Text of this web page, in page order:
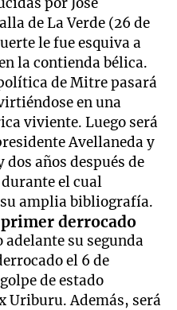
de La Verde (26 de
le fue esquiva a
la contienda bélica.
de Mitre pasará
en una
viviente. Luego será
Avellaneda y
años después de
el cual
amplia bibliografía.
derrocado
su segunda
el 6 de
de estado
Uriburu. Además, será